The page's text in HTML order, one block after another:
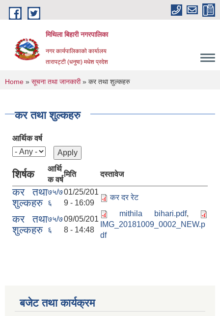
Skip to main content
मिथिला बिहारी नगरपालिका
नगर कार्यपालिकाको कार्यालय
तारापट्टी (धनुषा) मधेश प्रदेश
You are here
Home » सूचना तथा जानकारी» कर तथा शुल्कहरु
कर तथा शुल्कहरु
आर्थिक वर्ष
शिर्षक
आर्थि
क वर्ष
मिति दस्तावेज
कर तथा
शुल्कहरु
७५/७
६
01/25/201
9 - 16:09
कर दर रेट
कर तथा
शुल्कहरु
७५/७
६
09/05/201
8 - 14:48
mithila bihari.pdf,
IMG_20181009_0002_NEW.p
df
बजेट तथा कार्यक्रम